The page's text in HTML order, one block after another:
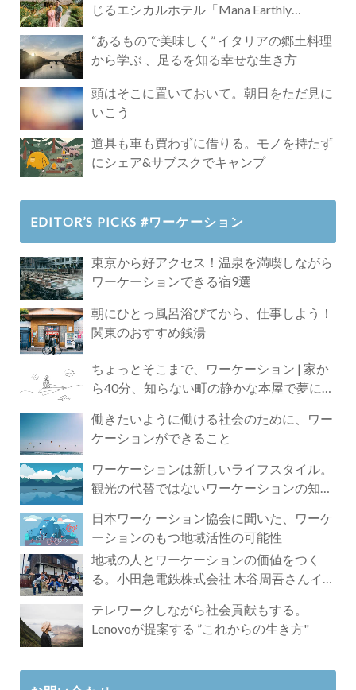
じるエシカルホテル「Mana Earthly
“あるもので美味しく” イタリアの郷土料理
から学ぶ 、足るを知る幸せな生き方
頭はそこに置いておいて。朝日をただ見に
いこう
道具も車も買わずに借りる。モノを持たず
にシェア&サブスクでキャンプ
EDITOR’S PICKS #ワーケーション
東京から好アクセス！温泉を満喫しながら
ワーケーションできる宿9選
朝にひとっ風呂浴びてから、仕事しよう！
関東のおすすめ銭湯
ちょっとそこまで、ワーケーション | 家か
ら40分、知らない町の静かな本屋で夢に近
働きたいように働ける社会のために、ワー
ケーションができること
ワーケーションは新しいライフスタイル。
観光の代替ではないワーケーションの知ら
日本ワーケーション協会に聞いた、ワーケ
ーションのもつ地域活性の可能性
地域の人とワーケーションの価値をつく
る。小田急電鉄株式会社 木谷周吾さんイン
テレワークしながら社会貢献もする。
Lenovoが提案する ”これからの生き方"